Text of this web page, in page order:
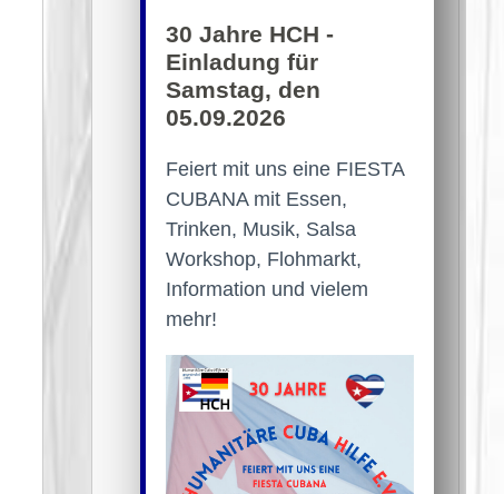
30 Jahre HCH -
Einladung für
Samstag, den
05.09.2026
Feiert mit uns eine FIESTA
CUBANA mit Essen,
Trinken, Musik, Salsa
Workshop, Flohmarkt,
Information und vielem
mehr!